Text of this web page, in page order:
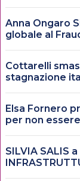
Anna Ongaro
globale al
Cottarelli
stagnazione
Elsa Fornero
per non
SILVIA SALIS